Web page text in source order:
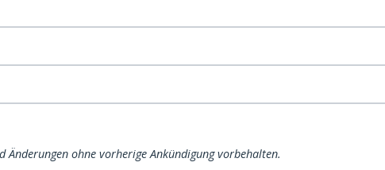
Änderungen ohne vorherige Ankündigung vorbehalten.